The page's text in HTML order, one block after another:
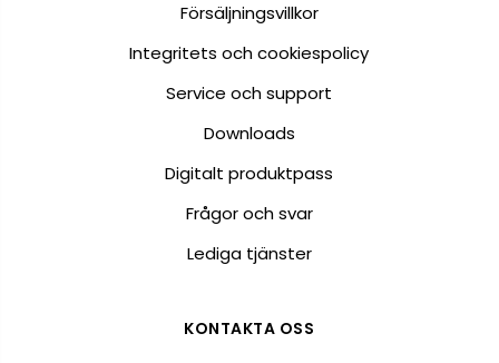
Försäljningsvillkor
Integritets och cookiespolicy
Service och support
Downloads
Digitalt produktpass
Frågor och svar
Lediga tjänster
KONTAKTA OSS